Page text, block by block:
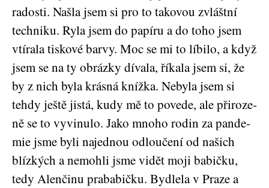
rados­ti. Našla jsem si pro to tako­vou zvlášt­ní
tech­ni­ku. Ryla jsem do papí­ru a do toho jsem
vtí­ra­la tis­ko­vé bar­vy. Moc se mi to líbi­lo, a když
jsem se na ty obráz­ky díva­la, říka­la jsem si, že
by z nich byla krás­ná kníž­ka. Neby­la jsem si
teh­dy ješ­tě jis­tá, kudy mě to pove­de, ale při­ro­ze­
ně se to vyvi­nu­lo. Jako mno­ho rodin za pan­de­
mie jsme byli najed­nou odlou­če­ní od našich
blíz­kých a nemoh­li jsme vidět moji babič­ku,
tedy Alen­či­nu pra­ba­bič­ku. Byd­le­la v Pra­ze a